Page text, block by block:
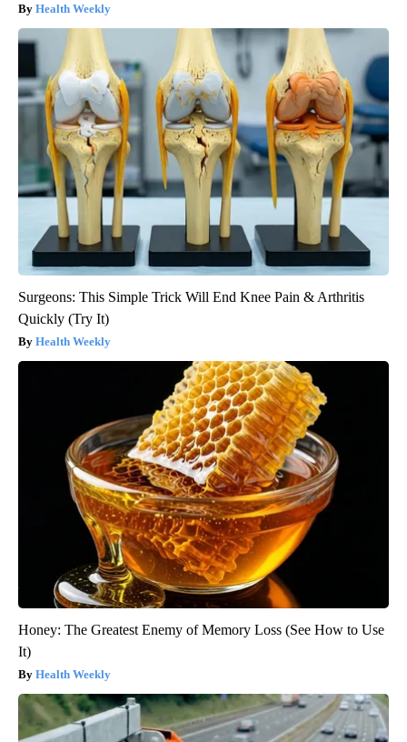
Health Weekly
Surgeons: This Simple Trick Will End Knee Pain & Arthritis
Quickly (Try It)
Health Weekly
Honey: The Greatest Enemy of Memory Loss (See How to Use
It)
Health Weekly